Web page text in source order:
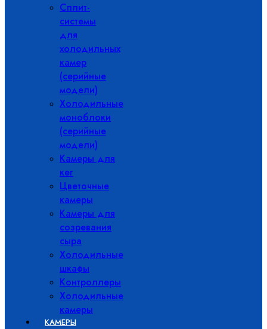
Сплит-
системы
для
холодильных
камер
(серийные
модели)
Холодильные
моноблоки
(серийные
модели)
Камеры для
кег
Цветочные
камеры
Камеры для
созревания
сыра
Холодильные
шкафы
Контроллеры
Холодильные
камеры
КАМЕРЫ